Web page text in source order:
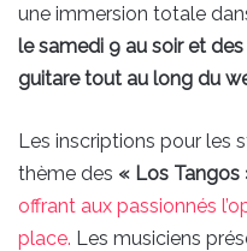
une immersion totale
le samedi 9 au soir et
guitare tout au long du
Les inscriptions pour les
thème des « Los Tangos
offrant aux passionnés
place. Les musiciens